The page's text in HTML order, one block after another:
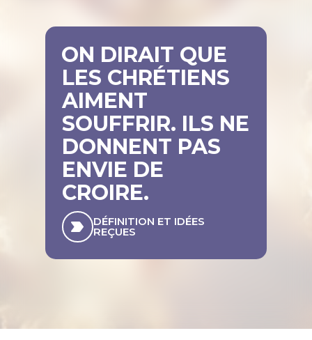
ON DIRAIT QUE
LES CHRÉTIENS
AIMENT
SOUFFRIR. ILS NE
DONNENT PAS
ENVIE DE
CROIRE.
DÉFINITION ET IDÉES
REÇUES